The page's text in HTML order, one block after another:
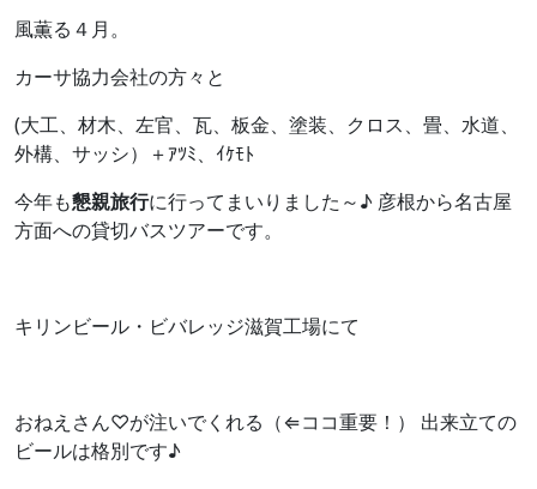
風薫る４月。
カーサ協力会社の方々と
(大工、材木、左官、瓦、板金、塗装、クロス、畳、水道、
外構、サッシ）＋ｱﾂﾐ、ｲｹﾓﾄ
今年も懇親旅行に行ってまいりました～♪ 彦根から名古屋
方面への貸切バスツアーです。
キリンビール・ビバレッジ滋賀工場にて
おねえさん♡が注いでくれる（⇐ココ重要！） 出来立ての
ビールは格別です♪